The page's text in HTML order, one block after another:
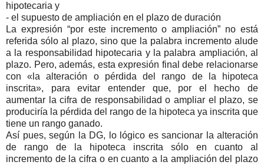
hipotecaria y
- el supuesto de ampliación en el plazo de duración
La expresión “por este incremento o ampliación” no está
referida sólo al plazo, sino que la palabra incremento alude
a la responsabilidad hipotecaria y la palabra ampliación, al
plazo. Pero, además, esta expresión final debe relacionarse
con «la alteración o pérdida del rango de la hipoteca
inscrita», para evitar entender que, por el hecho de
aumentar la cifra de responsabilidad o ampliar el plazo, se
produciría la pérdida del rango de la hipoteca ya inscrita que
tiene un rango ganado.
Así pues, según la DG, lo lógico es sancionar la alteración
de rango de la hipoteca inscrita sólo en cuanto al
incremento de la cifra o en cuanto a la ampliación del plazo